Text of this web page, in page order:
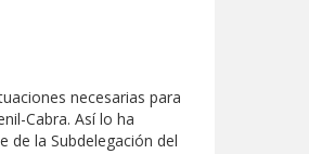
necesarias para
Cabra. Así lo ha
de la Subdelegación del